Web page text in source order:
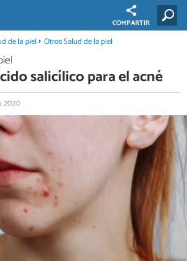
COMPARTIR
de la piel Otros Salud de la piel
salicílico para el acné
2020